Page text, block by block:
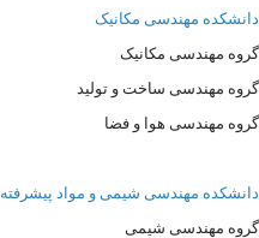
دانشکده مهندسی مکانیک
گروه مهندسی مکانیک
گروه مهندسی ساخت و تولید
گروه مهندسی هوا و فضا
دانشکده مهندسی شیمی و مواد پیشرفته
گروه مهندسی شیمی